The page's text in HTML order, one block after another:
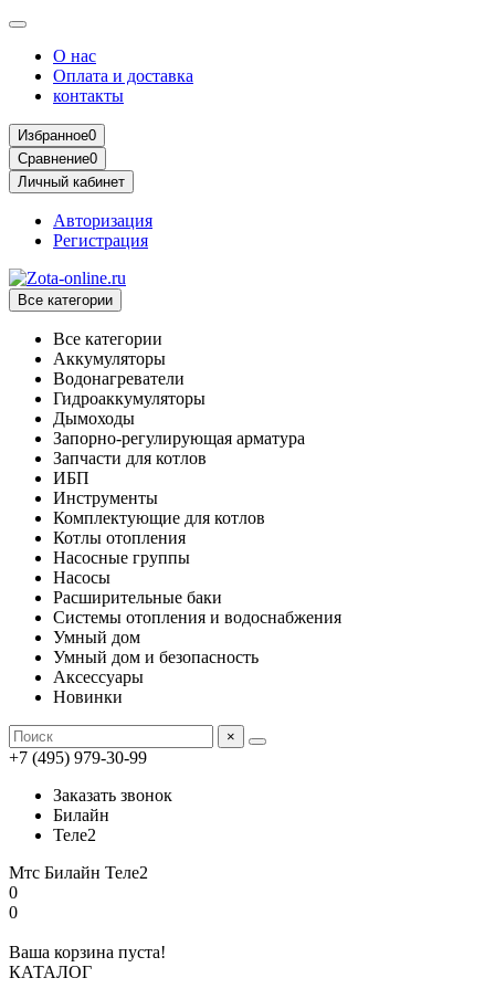
О нас
Оплата и доставка
контакты
Избранное0
Сравнение0
Личный кабинет
Авторизация
Регистрация
Все категории
Все категории
Аккумуляторы
Водонагреватели
Гидроаккумуляторы
Дымоходы
Запорно-регулирующая арматура
Запчасти для котлов
ИБП
Инструменты
Комплектующие для котлов
Котлы отопления
Насосные группы
Насосы
Расширительные баки
Системы отопления и водоснабжения
Умный дом
Умный дом и безопасность
Аксессуары
Новинки
×
+7 (495) 979-30-99
Заказать звонок
Билайн
Теле2
Мтс Билайн Теле2
0
0
Ваша корзина пуста!
КАТАЛОГ